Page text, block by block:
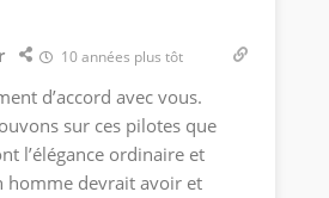
10 années plus tôt
d’accord avec vous.
sur ces pilotes que
l’élégance ordinaire et
homme devrait avoir et